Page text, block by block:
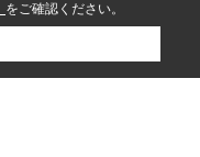
をご確認ください。